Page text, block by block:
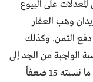
بمعدل 15 في المئة من المعدلات على البيوع
وهب العقار
دفع الثمن. وكذلك
الواجبة من الجد إلى
الحفيد اليتيم مثلاً، الذي فرض القانون عليهما ما نسبته 15 ضعفاً